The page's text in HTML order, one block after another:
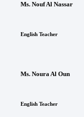
Ms. Nouf Al Nassar
English Teacher
Ms. Noura Al Oun
English Teacher